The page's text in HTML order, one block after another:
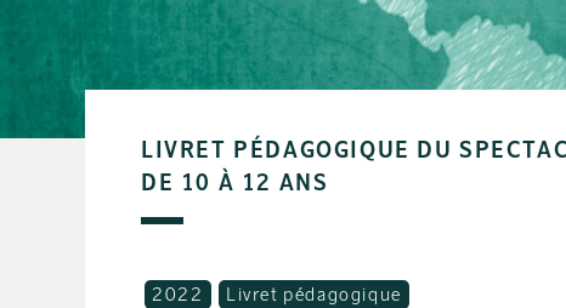
LIVRET PÉDAGOGIQUE DU
DE 10 À 12 ANS
2022 Livret pédagogique